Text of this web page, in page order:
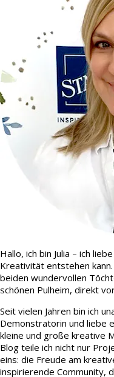
Hallo, ich bin Julia – ich
Kreativität entstehen
beiden wundervollen
schönen Pulheim, direkt
Seit vielen Jahren bin ich
Demonstratorin und liebe
kleine und große kreative
Blog teile ich nicht nur
eins: die Freude am
inspirierende Community,